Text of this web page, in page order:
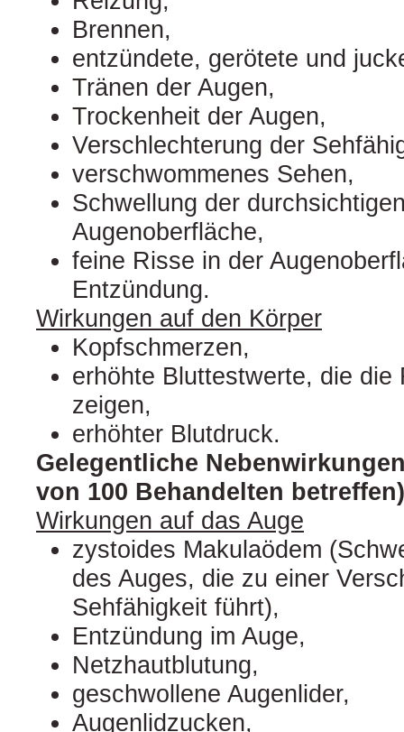
Brennen,
entzündete, gerötete und
Tränen der Augen,
Trockenheit der Augen,
Verschlechterung der
verschwommenes Sehen,
Schwellung der
Augenoberfläche,
feine Risse in der
Entzündung.
Wirkungen auf den Körper
Kopfschmerzen,
erhöhte Bluttestwerte, die die
zeigen,
erhöhter Blutdruck.
Gelegentliche
von 100 Behandelten
Wirkungen auf das Auge
zystoides Makulaödem
des Auges, die zu einer
Sehfähigkeit führt),
Entzündung im Auge,
Netzhautblutung,
geschwollene Augenlider,
Augenlidzucken,